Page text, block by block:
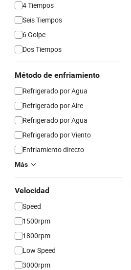
4 Tiempos
Seis Tiempos
6 Golpe
Dos Tiempos
Método de enfriamiento
Refrigerado por Agua
Refrigerado por Aire
Refrigerado por Agua
Refrigerado por Viento
Enfriamiento directo
Más
Velocidad
Speed
1500rpm
1800rpm
Low Speed
3000rpm